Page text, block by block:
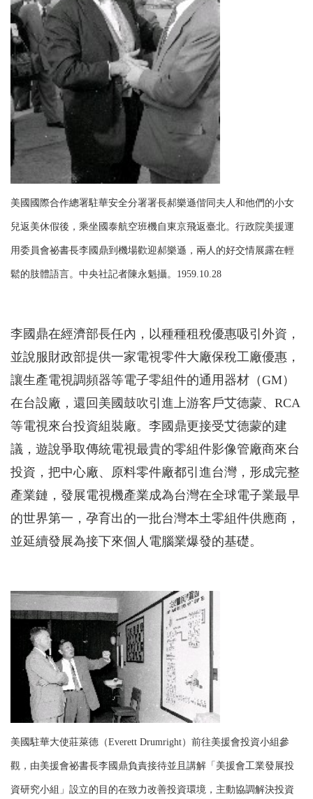
美國國際合作總署駐華安全分署署長郝樂遜偕同夫人和他們的小女
兒返美休假後，乘坐國泰航空班機自東京飛返臺北。行政院美援運
用委員會祕書長李國鼎到機場歡迎郝樂遜，兩人的好交情展露在輕
鬆的肢體語言。中央社記者陳永魁攝。1959.10.28
李國鼎在經濟部長任內，以種種租稅優惠吸引外資，
並說服財政部提供一家電視零件大廠保稅工廠優惠，
讓生產電視調頻器等電子零組件的通用器材（GM）
在台設廠，還回美國鼓吹引進上游客戶艾德蒙、RCA
等電視來台投資組裝廠。李國鼎更接受艾德蒙的建
議，遊說爭取傳統電視最貴的零組件影像管廠商來台
投資，把中心廠、原料零件廠都引進台灣，形成完整
產業鏈，發展電視機產業成為台灣在全球電子業最早
的世界第一，孕育出的一批台灣本土零組件供應商，
並延續發展為接下來個人電腦業爆發的基礎。
美國駐華大使莊萊德（Everett Drumright）前往美援會投資小組參
觀，由美援會祕書長李國鼎負責接待並且講解「美援會工業發展投
資研究小組」設立的目的在致力改善投資環境，主動協調解決投資